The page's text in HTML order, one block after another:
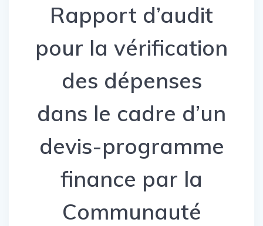
Rapport d’audit
pour la vérification
des dépenses
dans le cadre d’un
devis-programme
finance par la
Communauté